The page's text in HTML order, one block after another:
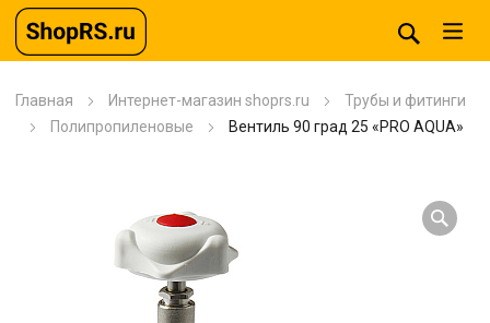
Главная Интернет-магазин shoprs.ru
Трубы и фитинги
Полипропиленовые
Вентиль 90 град 25 «PRO AQUA»